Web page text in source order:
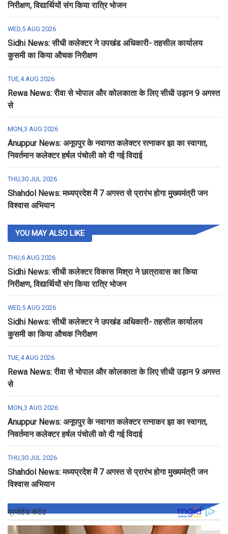
निरीक्षण, विद्यार्थियों संग किया रात्रि भोजन
WED,5 AUG 2026
Sidhi News: सीधी कलेक्टर ने उपखंड अधिकारी- तहसील कार्यालय
कुसमी का किया औचक निरीक्षण
TUE,4 AUG 2026
Rewa News: रीवा से भोपाल और कोलकाता के लिए सीधी उड़ान 9 अगस्त
से
MON,3 AUG 2026
Anuppur News: अनूपपुर के नवागत कलेक्टर रत्नाकर झा का स्वागत,
निवर्तमान कलेक्टर हर्षल पंचोली को दी गई विदाई
THU,30 JUL 2026
Shahdol News: मध्यप्रदेश में 7 अगस्त से प्रारंभ होगा मुख्यमंत्री जन
विश्वास अभियान
YOU MAY ALSO LIKE
THU,6 AUG 2026
Sidhi News: सीधी कलेक्टर विकास मिश्रा ने छात्रावास का किया
निरीक्षण, विद्यार्थियों संग किया रात्रि भोजन
WED,5 AUG 2026
Sidhi News: सीधी कलेक्टर ने उपखंड अधिकारी- तहसील कार्यालय
कुसमी का किया औचक निरीक्षण
TUE,4 AUG 2026
Rewa News: रीवा से भोपाल और कोलकाता के लिए सीधी उड़ान 9 अगस्त
से
MON,3 AUG 2026
Anuppur News: अनूपपुर के नवागत कलेक्टर रत्नाकर झा का स्वागत,
निवर्तमान कलेक्टर हर्षल पंचोली को दी गई विदाई
THU,30 JUL 2026
Shahdol News: मध्यप्रदेश में 7 अगस्त से प्रारंभ होगा मुख्यमंत्री जन
विश्वास अभियान